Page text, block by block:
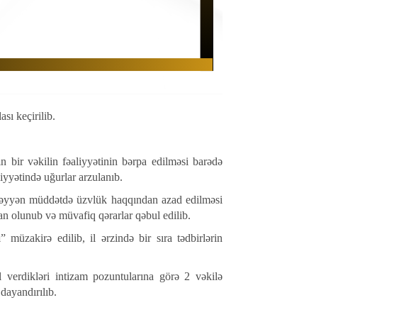
keçirilib.
bir vəkilin fəaliyyətinin bərpa edilməsi barədə
uğurlar arzulanıb.
müddətdə üzvlük haqqından azad edilməsi
olunub və müvafiq qərarlar qəbul edilib.
müzakirə edilib, il ərzində bir sıra tədbirlərin
verdikləri intizam pozuntularına görə 2 vəkilə